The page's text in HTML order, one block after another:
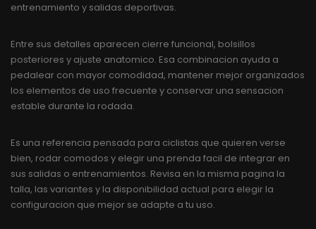
entrenamiento y salidas deportivas.
Entre sus detalles aparecen cierre funcional, bolsillos
posteriores y ajuste anatomico. Esa combinacion ayuda a
pedalear con mayor comodidad, mantener mejor organizados
los elementos de uso frecuente y conservar una sensacion
estable durante la rodada.
Es una referencia pensada para ciclistas que quieren verse
bien, rodar comodos y elegir una prenda facil de integrar en
sus salidas o entrenamientos. Revisa en la misma pagina la
talla, las variantes y la disponibilidad actual para elegir la
configuracion que mejor se adapte a tu uso.